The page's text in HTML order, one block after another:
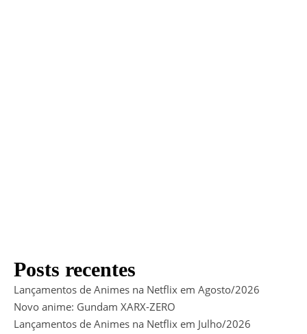
Posts recentes
Lançamentos de Animes na Netflix em Agosto/2026
Novo anime: Gundam XARX-ZERO
Lançamentos de Animes na Netflix em Julho/2026